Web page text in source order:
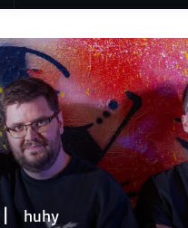
huhy